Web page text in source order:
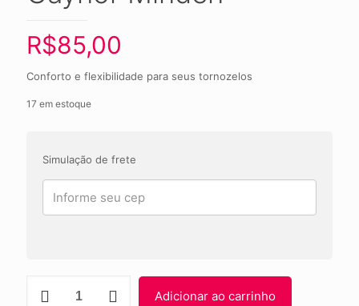
R$85,00
Conforto e flexibilidade para seus tornozelos
17 em estoque
Simulação de frete
Adicionar ao carrinho